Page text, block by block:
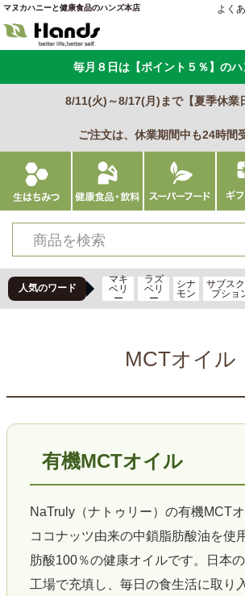
マヌカハニーと健康食品のハンズ本店 よく
毎月８日は【ポイント５％】の
8/11(火)～8/17(月)まで【夏季休業
ご注文は、休業期間中も24時間
人気のワード
マキ
ベリ
ー
ラズ
ベリ
ー
シナ
モン
サブスク
プショ
MCTオイル
有機MCTオイル
NaTruly（ナトゥリー）の有機MCT
ココナッツ由来の中鎖脂肪酸油を使
肪酸100％の健康オイルです。日本
工場で充填し、毎日の食生活に取り